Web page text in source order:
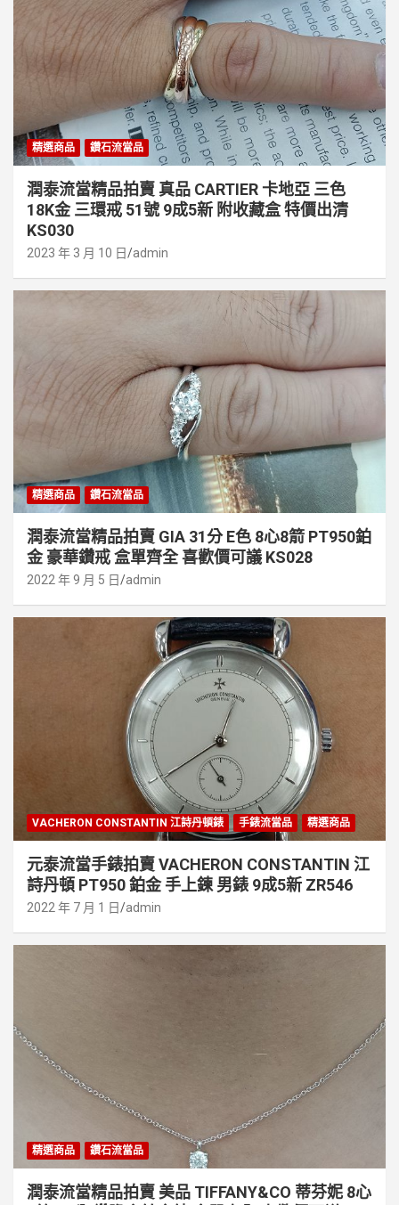
精選商品 鑽石流當品
潤泰流當精品拍賣 真品 CARTIER 卡地亞 三色
18K金 三環戒 51號 9成5新 附收藏盒 特價出清
KS030
2023 年 3 月 10 日 admin
精選商品 鑽石流當品
潤泰流當精品拍賣 GIA 31分 E色 8心8箭 PT950鉑
金 豪華鑽戒 盒單齊全 喜歡價可議 KS028
2022 年 9 月 5 日 admin
VACHERON CONSTANTIN 江詩丹頓錶 手錶流當品 精選商品
元泰流當手錶拍賣 VACHERON CONSTANTIN 江
詩丹頓 PT950 鉑金 手上鍊 男錶 9成5新 ZR546
2022 年 7 月 1 日 admin
精選商品 鑽石流當品
潤泰流當精品拍賣 美品 TIFFANY&CO 蒂芬妮 8心